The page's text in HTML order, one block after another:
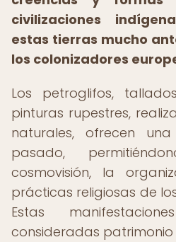
civilizaciones
estas tierras mucho
los colonizadores
Los petroglifos,
pinturas rupestres,
naturales, ofrecen
pasado,
cosmovisión, la
prácticas religiosas de
Estas
consideradas